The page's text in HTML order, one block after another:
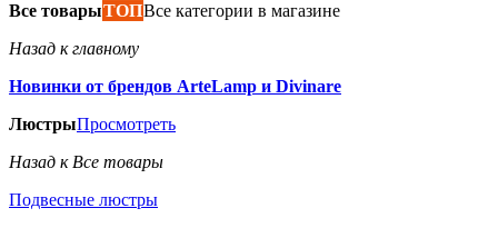
Все товарыТОПВсе категории в магазине
Назад к главному
Новинки от брендов ArteLamp и Divinare
ЛюстрыПросмотреть
Назад к Все товары
Подвесные люстры